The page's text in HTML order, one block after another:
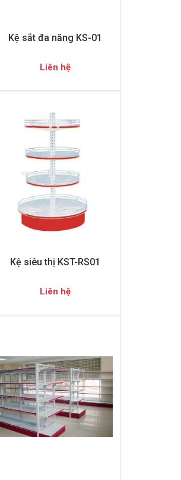
Kệ sắt đa năng KS-01
Liên hệ
Kệ siêu thị KST-RS01
Liên hệ